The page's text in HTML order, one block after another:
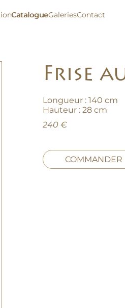
Catalogue
CatalogueGaleriesContact
Frise
Longueur : 140 cm
Hauteur : 28 cm
240 €
COMMANDER